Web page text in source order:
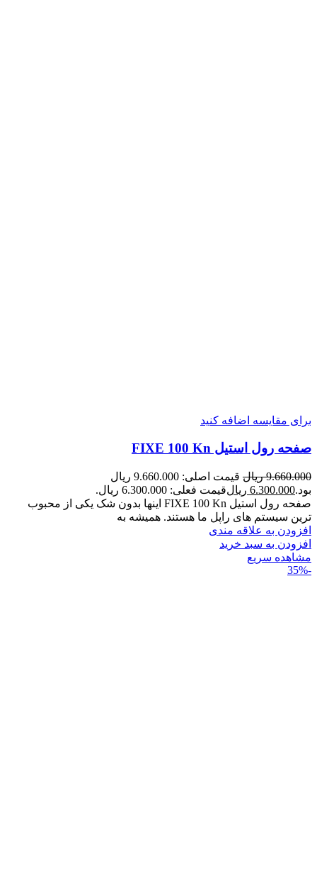
برای مقایسه اضافه کنید
صفحه رول استیل FIXE 100 Kn
9.660.000 ریال
قیمت اصلی: 9.660.000 ریال
بود.6.300.000 ریالقیمت فعلی: 6.300.000 ریال.
صفحه رول استیل FIXE 100 Kn اینها بدون شک یکی از محبوب
ترین سیستم های راپل ما هستند. همیشه به
افزودن به علاقه مندی
افزودن به سبد خرید
مشاهده سریع
-35%